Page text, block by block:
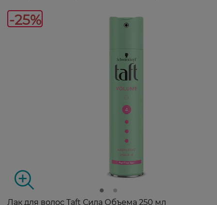
-25%
Лак для волос Taft Сила Объема 250 мл